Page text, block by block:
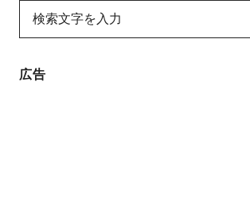
広告